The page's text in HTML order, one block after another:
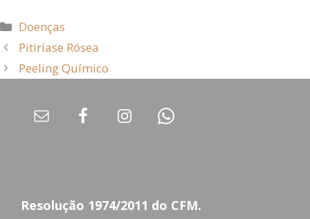
Doenças
Pitiríase Rósea
Peeling Químico
Resolução 1974/2011 do CFM.